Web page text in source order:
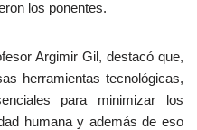
los ponentes.
Argimir Gil, destacó que,
herramientas tecnológicas,
para minimizar los
humana y además de eso